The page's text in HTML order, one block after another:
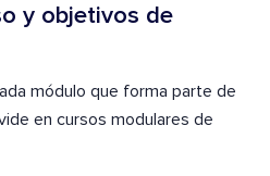
y objetivos de
módulo que forma parte de
en cursos modulares de